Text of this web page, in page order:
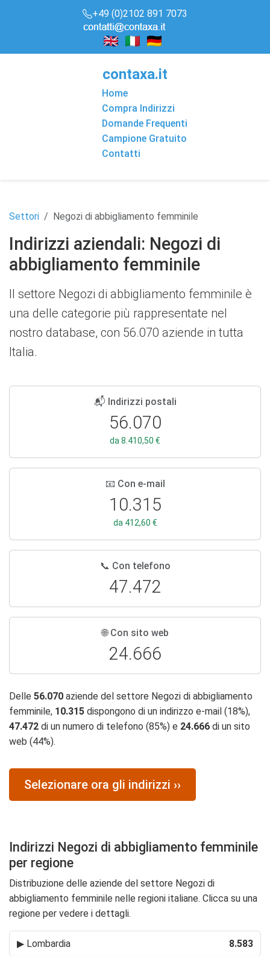
+49 (0)2102 891 7073
contaxa.it
Home
Compra Indirizzi
Domande Frequenti
Campione Gratuito
Contatti
Settori Negozi di abbigliamento femminile
Indirizzi aziendali: Negozi di
abbigliamento femminile
Il settore Negozi di abbigliamento femminile è
una delle categorie più rappresentate nel
nostro database, con 56.070 aziende in tutta
Italia.
📬 Indirizzi postali
56.070
da 8.410,50 €
📧 Con e-mail
10.315
da 412,60 €
📞 Con telefono
47.472
🌐 Con sito web
24.666
Delle 56.070 aziende del settore Negozi di abbigliamento
femminile, 10.315 dispongono di un indirizzo e-mail (18%),
47.472 di un numero di telefono (85%) e 24.666 di un sito
web (44%).
Selezionare ora gli indirizzi ››
Indirizzi Negozi di abbigliamento femminile
per regione
Distribuzione delle aziende del settore Negozi di
abbigliamento femminile nelle regioni italiane. Clicca su una
regione per vedere i dettagli.
▶ Lombardia 8.583